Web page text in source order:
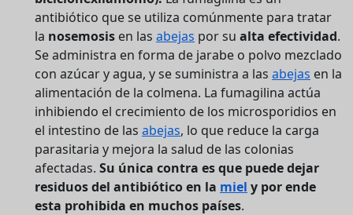
antibiótico que se utiliza comúnmente para tratar
la nosemosis en las abejas por su alta efectividad.
Se administra en forma de jarabe o polvo mezclado
con azúcar y agua, y se suministra a las abejas en la
alimentación de la colmena. La fumagilina actúa
inhibiendo el crecimiento de los microsporidios en
el intestino de las abejas, lo que reduce la carga
parasitaria y mejora la salud de las colonias
afectadas. Su única contra es que puede dejar
residuos del antibiótico en la miel y por ende
esta prohibida en muchos países.